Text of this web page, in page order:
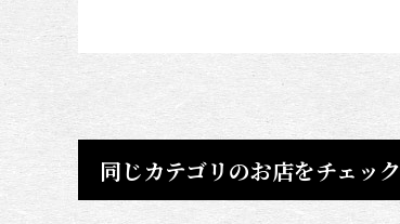
同じカテゴリのお店をチェック